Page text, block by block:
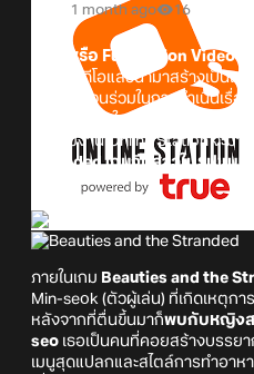
1 month ago
16
FMV หรือ Full Motion Video
ทำเป็นวิดีโอแล้วนำมาสร้างเป็นเ
เล่นได้มีส่วนร่วมในการดำเนินเรื่
ปัจจุบันนี้เกมในแนวนี้ได้รับความนิ
ทางทีมงาน Online Station จะมา
Strandedเกมจีบสาวในรูปแบบ
ภายในเกม Beauties and the
Min-seok (ตัวผู้เล่น) ที่เกิดเหตุก
หลังจากที่ตื่นขึ้นมาก็พบกับหญิงส
seo เธอเป็นคนที่คอยสร้างบรรย
เมนูสุดแปลกและสไตล์การทำอาห